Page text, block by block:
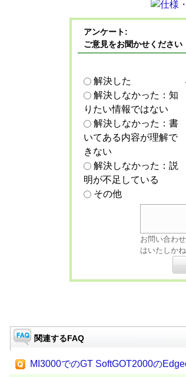
アンケート:
ご意見をお聞かせください
解決した
解決しなかった：知
りたい情報ではない
解決しなかった：書
いてある内容が理解で
きない
解決しなかった：説
明が不足している
その他
お問い合わ
はいたしか
関連するFAQ
MI3000でのGT SoftGOT2000の